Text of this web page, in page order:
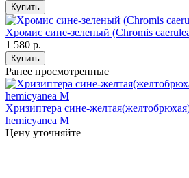
Купить
Хромис сине-зеленый (Chromis
1 580 р.
Купить
Ранее просмотренные
Хризиптера сине-
hemicyanea М
Цену уточняйте